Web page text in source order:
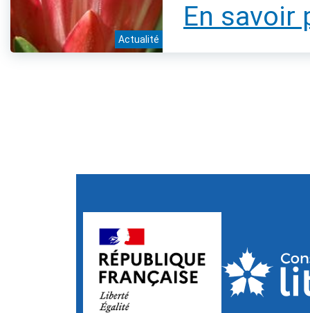
Actualité
En savoir